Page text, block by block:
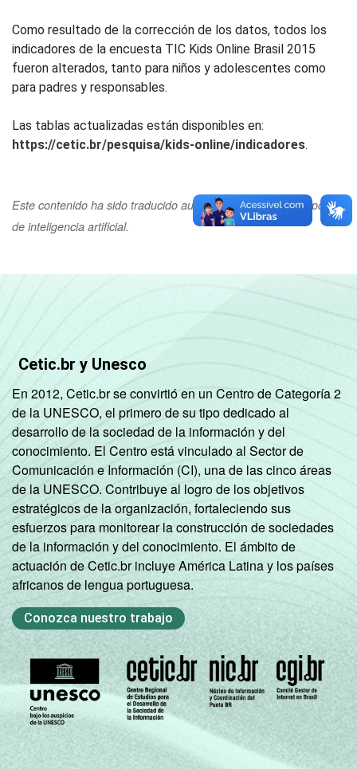
Como resultado de la corrección de los datos, todos los
indicadores de la encuesta TIC Kids Online Brasil 2015
fueron alterados, tanto para niños y adolescentes como
para padres y responsables.
Las tablas actualizadas están disponibles en:
https://cetic.br/pesquisa/kids-online/indicadores.
Este contenido ha sido traducido automáticamente con el apoyo
de inteligencia artificial.
Cetic.br y Unesco
En 2012, Cetic.br se convirtió en un Centro de Categoría 2
de la UNESCO, el primero de su tipo dedicado al
desarrollo de la sociedad de la información y del
conocimiento. El Centro está vinculado al Sector de
Comunicación e Información (CI), una de las cinco áreas
de la UNESCO. Contribuye al logro de los objetivos
estratégicos de la organización, fortaleciendo sus
esfuerzos para monitorear la construcción de sociedades
de la información y del conocimiento. El ámbito de
actuación de Cetic.br incluye América Latina y los países
africanos de lengua portuguesa.
Conozca nuestro trabajo